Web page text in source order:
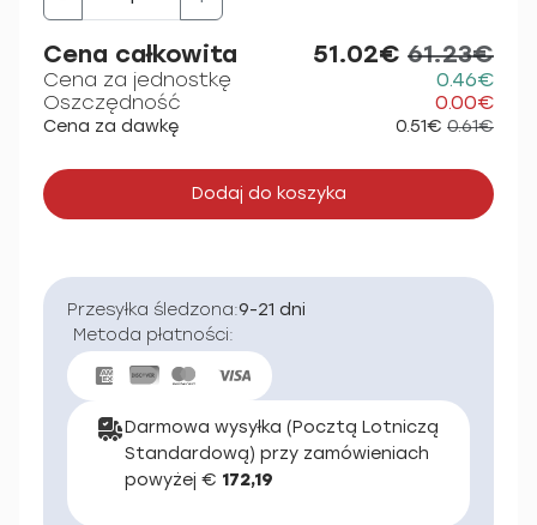
Cena całkowita 51.02€ 61.23€
Cena za jednostkę
0.46€
Oszczędność
0.00€
Cena za dawkę 0.51€ 0.61€
Dodaj do koszyka
Przesyłka śledzona:9-21 dni
Metoda płatności:
Darmowa wysyłka (Pocztą Lotniczą
Standardową) przy zamówieniach
powyżej € 172,19